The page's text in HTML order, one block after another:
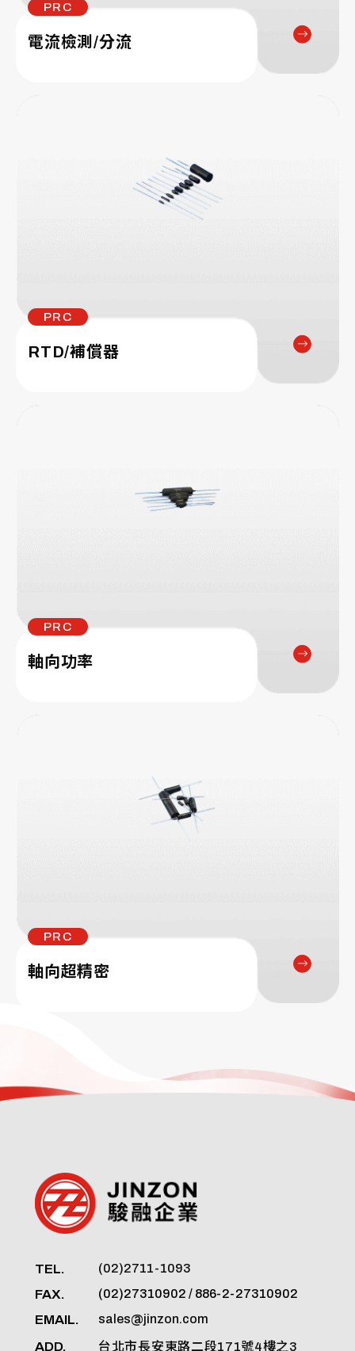
PRC
電流檢測/分流
PRC
RTD/補償器
PRC
軸向功率
PRC
軸向超精密
TEL. (02)2711-1093
FAX. (02)27310902 / 886-2-27310902
EMAIL. sales@jinzon.com
ADD. 台北市長安東路二段171號4樓之3